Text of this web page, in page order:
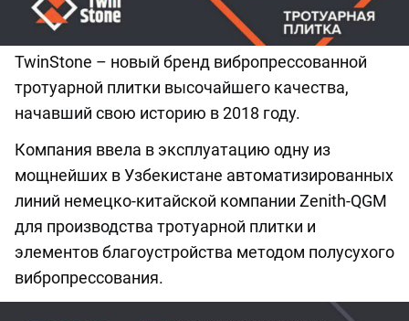
TwinStone – новый бренд вибропрессованной
тротуарной плитки высочайшего качества,
начавший свою историю в 2018 году.
Компания ввела в эксплуатацию одну из
мощнейших в Узбекистане автоматизированных
линий немецко-китайской компании Zenith-QGM
для производства тротуарной плитки и
элементов благоустройства методом полусухого
вибропрессования.